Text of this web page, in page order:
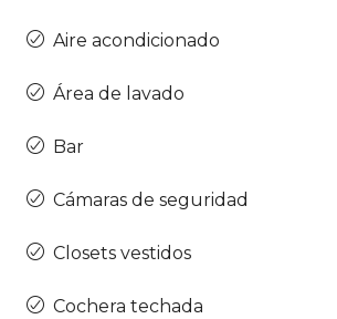
Aire acondicionado
Área de lavado
Bar
Cámaras de seguridad
Closets vestidos
Cochera techada